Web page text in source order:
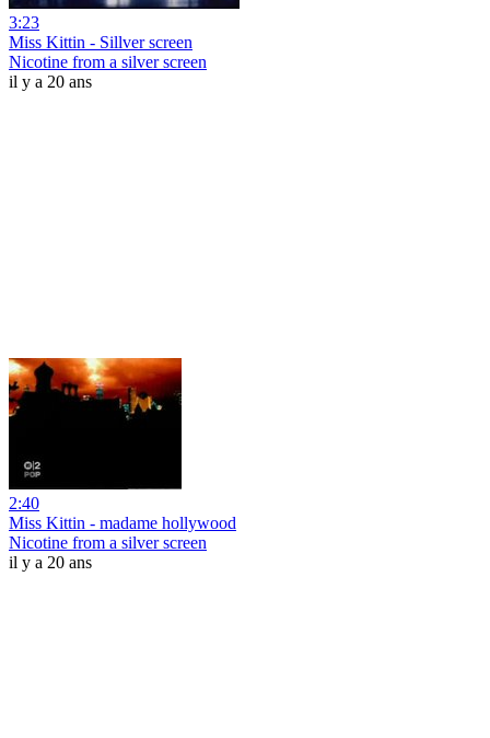
3:23
Miss Kittin - Sillver screen
Nicotine from a silver screen
il y a 20 ans
2:40
Miss Kittin - madame hollywood
Nicotine from a silver screen
il y a 20 ans